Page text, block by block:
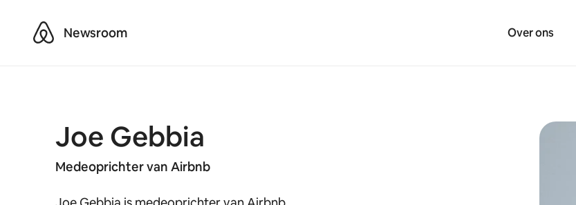
AirbnbNewsroom Over ons
Joe Gebbia
Medeoprichter van Airbnb